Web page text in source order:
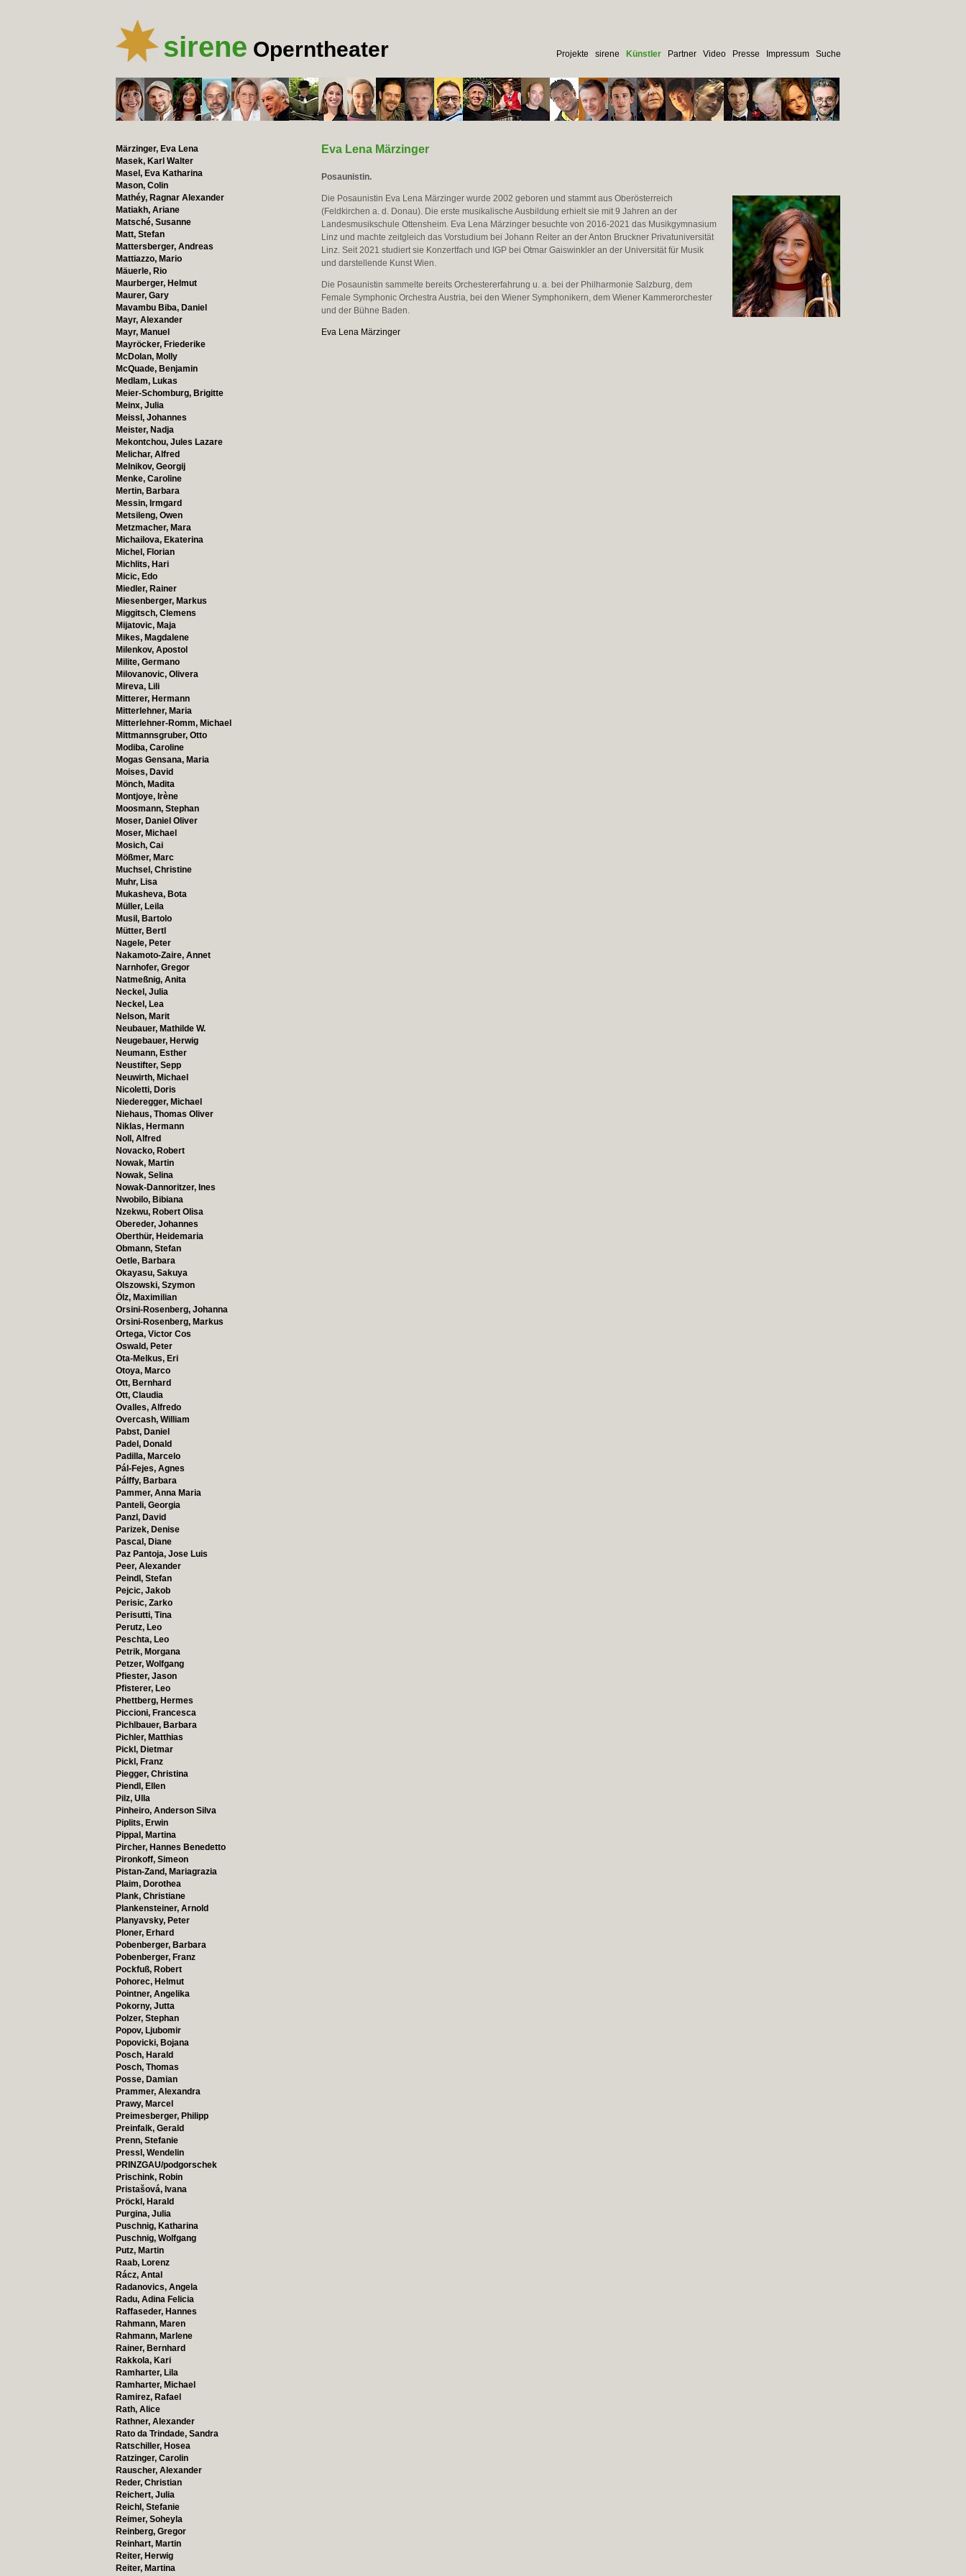
sirene Operntheater Projekte sirene Künstler Partner Video Presse Impressum Suche
Märzinger, Eva Lena
Masek, Karl Walter
Masel, Eva Katharina
Mason, Colin
Mathéy, Ragnar Alexander
Matiakh, Ariane
Matsché, Susanne
Matt, Stefan
Mattersberger, Andreas
Mattiazzo, Mario
Mäuerle, Rio
Maurberger, Helmut
Maurer, Gary
Mavambu Biba, Daniel
Mayr, Alexander
Mayr, Manuel
Mayröcker, Friederike
McDolan, Molly
McQuade, Benjamin
Medlam, Lukas
Meier-Schomburg, Brigitte
Meinx, Julia
Meissl, Johannes
Meister, Nadja
Mekontchou, Jules Lazare
Melichar, Alfred
Melnikov, Georgij
Menke, Caroline
Mertin, Barbara
Messin, Irmgard
Metsileng, Owen
Metzmacher, Mara
Michailova, Ekaterina
Michel, Florian
Michlits, Hari
Micic, Edo
Miedler, Rainer
Miesenberger, Markus
Miggitsch, Clemens
Mijatovic, Maja
Mikes, Magdalene
Milenkov, Apostol
Milite, Germano
Milovanovic, Olivera
Mireva, Lili
Mitterer, Hermann
Mitterlehner, Maria
Mitterlehner-Romm, Michael
Mittmannsgruber, Otto
Modiba, Caroline
Mogas Gensana, Maria
Moises, David
Mönch, Madita
Montjoye, Irène
Moosmann, Stephan
Moser, Daniel Oliver
Moser, Michael
Mosich, Cai
Mößmer, Marc
Muchsel, Christine
Muhr, Lisa
Mukasheva, Bota
Müller, Leila
Musil, Bartolo
Mütter, Bertl
Nagele, Peter
Nakamoto-Zaire, Annet
Narnhofer, Gregor
Natmeßnig, Anita
Neckel, Julia
Neckel, Lea
Nelson, Marit
Neubauer, Mathilde W.
Neugebauer, Herwig
Neumann, Esther
Neustifter, Sepp
Neuwirth, Michael
Nicoletti, Doris
Niederegger, Michael
Niehaus, Thomas Oliver
Niklas, Hermann
Noll, Alfred
Novacko, Robert
Nowak, Martin
Nowak, Selina
Nowak-Dannoritzer, Ines
Nwobilo, Bibiana
Nzekwu, Robert Olisa
Obereder, Johannes
Oberthür, Heidemaria
Obmann, Stefan
Oetle, Barbara
Okayasu, Sakuya
Olszowski, Szymon
Ölz, Maximilian
Orsini-Rosenberg, Johanna
Orsini-Rosenberg, Markus
Ortega, Victor Cos
Oswald, Peter
Ota-Melkus, Eri
Otoya, Marco
Ott, Bernhard
Ott, Claudia
Ovalles, Alfredo
Overcash, William
Pabst, Daniel
Padel, Donald
Padilla, Marcelo
Pál-Fejes, Agnes
Pálffy, Barbara
Pammer, Anna Maria
Panteli, Georgia
Panzl, David
Parizek, Denise
Pascal, Diane
Paz Pantoja, Jose Luis
Peer, Alexander
Peindl, Stefan
Pejcic, Jakob
Perisic, Zarko
Perisutti, Tina
Perutz, Leo
Peschta, Leo
Petrik, Morgana
Petzer, Wolfgang
Pfiester, Jason
Pfisterer, Leo
Phettberg, Hermes
Piccioni, Francesca
Pichlbauer, Barbara
Pichler, Matthias
Pickl, Dietmar
Pickl, Franz
Piegger, Christina
Piendl, Ellen
Pilz, Ulla
Pinheiro, Anderson Silva
Piplits, Erwin
Pippal, Martina
Pircher, Hannes Benedetto
Pironkoff, Simeon
Pistan-Zand, Mariagrazia
Plaim, Dorothea
Plank, Christiane
Plankensteiner, Arnold
Planyavsky, Peter
Ploner, Erhard
Pobenberger, Barbara
Pobenberger, Franz
Pockfuß, Robert
Pohorec, Helmut
Pointner, Angelika
Pokorny, Jutta
Polzer, Stephan
Popov, Ljubomir
Popovicki, Bojana
Posch, Harald
Posch, Thomas
Posse, Damian
Prammer, Alexandra
Prawy, Marcel
Preimesberger, Philipp
Preinfalk, Gerald
Prenn, Stefanie
Pressl, Wendelin
PRINZGAU/podgorschek
Prischink, Robin
Pristašová, Ivana
Pröckl, Harald
Purgina, Julia
Puschnig, Katharina
Puschnig, Wolfgang
Putz, Martin
Raab, Lorenz
Rácz, Antal
Radanovics, Angela
Radu, Adina Felicia
Raffaseder, Hannes
Rahmann, Maren
Rahmann, Marlene
Rainer, Bernhard
Rakkola, Kari
Ramharter, Lila
Ramharter, Michael
Ramirez, Rafael
Rath, Alice
Rathner, Alexander
Rato da Trindade, Sandra
Ratschiller, Hosea
Ratzinger, Carolin
Rauscher, Alexander
Reder, Christian
Reichert, Julia
Reichl, Stefanie
Reimer, Soheyla
Reinberg, Gregor
Reinhart, Martin
Reiter, Herwig
Reiter, Martina
Eva Lena Märzinger
Posaunistin.
Die Posaunistin Eva Lena Märzinger wurde 2002 geboren und stammt aus Oberösterreich
(Feldkirchen a. d. Donau). Die erste musikalische Ausbildung erhielt sie mit 9 Jahren an der
Landesmusikschule Ottensheim. Eva Lena Märzinger besuchte von 2016-2021 das Musikgymnasium
Linz und machte zeitgleich das Vorstudium bei Johann Reiter an der Anton Bruckner Privatuniversität
Linz. Seit 2021 studiert sie Konzertfach und IGP bei Otmar Gaiswinkler an der Universität für Musik
und darstellende Kunst Wien.
Die Posaunistin sammelte bereits Orchestererfahrung u. a. bei der Philharmonie Salzburg, dem
Female Symphonic Orchestra Austria, bei den Wiener Symphonikern, dem Wiener Kammerorchester
und der Bühne Baden.
Eva Lena Märzinger